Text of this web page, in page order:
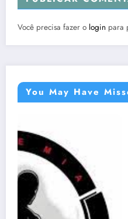
Você precisa fazer o login para
You May Have
NATAÇÃO E